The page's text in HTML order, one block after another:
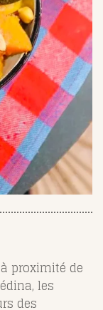
proximité de
les
des